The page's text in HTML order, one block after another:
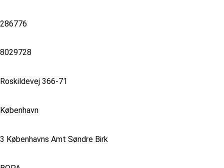
286776
8029728
Roskildevej 366-71
København
3 Københavns Amt Søndre Birk